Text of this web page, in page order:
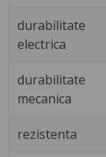
durabilitate
electrica
durabilitate
mecanica
rezistenta